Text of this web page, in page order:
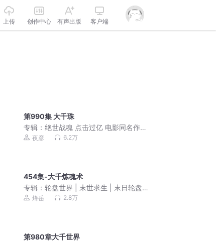
上传 创作中心 有声出版 客户端
第990集 大千珠
专辑：绝世战魂 点击过亿 电影同名作品
双播VIP免费
夜彦 6.2万
454集-大千炼魂术
专辑：轮盘世界 | 末世求生 | 末日轮盘 |
烽岳演播 | 丧失危机 | 轮盘抽奖 | 生存策
烽岳 2.8万
第980章大千世界